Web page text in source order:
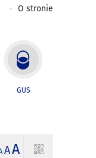
O stronie
GUS
AA